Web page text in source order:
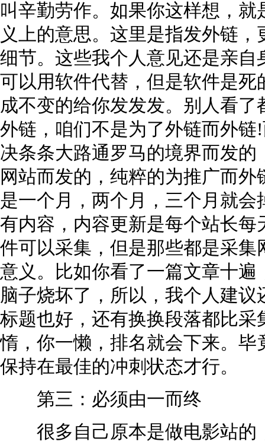
叫辛勤劳作。如果你这样想，
义上的意思。这里是指发外链
细节。这些我个人意见还是亲
可以用软件代替，但是软件是
成不变的给你发发发。别人看
外链，咱们不是为了外链而外
决条条大路通罗马的境界而发
网站而发的，纯粹的为推广而
是一个月，两个月，三个月就
有内容，内容更新是每个站长
件可以采集，但是那些都是采
意义。比如你看了一篇文章十
脑子烧坏了，所以，我个人建
标题也好，还有换换段落都比
惰，你一懒，排名就会下来。
保持在最佳的冲刺状态才行。
第三：必须由一而终
很多自己原本是做电影站的